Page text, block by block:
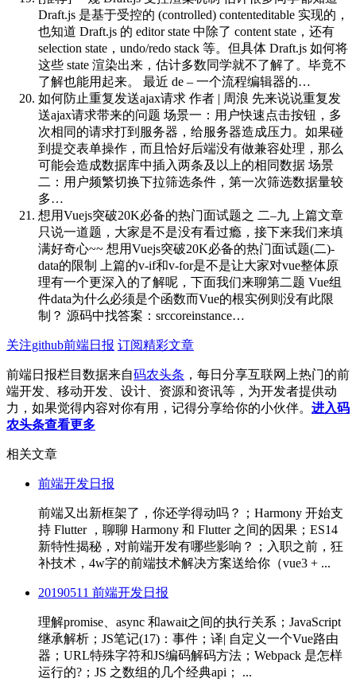
Draft.js 是基于受控的 (controlled) contenteditable 实现的，
也知道 Draft.js 的 editor state 中除了 content state，还有
selection state，undo/redo stack 等。但具体 Draft.js 如何将
这些 state 渲染出来，估计多数同学就不了解了。毕竟不
了解也能用起来。 最近 de – 一个流程编辑器的…
如何防止重复发送ajax请求 作者 | 周浪 先来说说重复发
送ajax请求带来的问题 场景一：用户快速点击按钮，多
次相同的请求打到服务器，给服务器造成压力。如果碰
到提交表单操作，而且恰好后端没有做兼容处理，那么
可能会造成数据库中插入两条及以上的相同数据 场景
二：用户频繁切换下拉筛选条件，第一次筛选数据量较
多…
想用Vuejs突破20K必备的热门面试题之 二–九 上篇文章
只说一道题，大家是不是没有看过瘾，接下来我们来填
满好奇心~~ 想用Vuejs突破20K必备的热门面试题(二)-
data的限制 上篇的v-if和v-for是不是让大家对vue整体原
理有一个更深入的了解呢，下面我们来聊第二题 Vue组
件data为什么必须是个函数而Vue的根实例则没有此限
制？ 源码中找答案：srccoreinstance…
关注github前端日报 订阅精彩文章
前端日报栏目数据来自码农头条 ，每日分享互联网上热门的前
端开发、移动开发、设计、资源和资讯等，为开发者提供动
力，如果觉得内容对你有用，记得分享给你的小伙伴。 进入码
农头条查看更多
相关文章
前端开发日报
前端又出新框架了，你还学得动吗？；Harmony 开始支
持 Flutter ，聊聊 Harmony 和 Flutter 之间的因果；ES14
新特性揭秘，对前端开发有哪些影响？；入职之前，狂
补技术，4w字的前端技术解决方案送给你（vue3 + ...
20190511 前端开发日报
理解promise、async 和await之间的执行关系；JavaScript
继承解析；JS笔记(17)：事件；译| 自定义一个Vue路由
器；URL特殊字符和JS编码解码方法；Webpack 是怎样
运行的?；JS 之数组的几个经典api； ...